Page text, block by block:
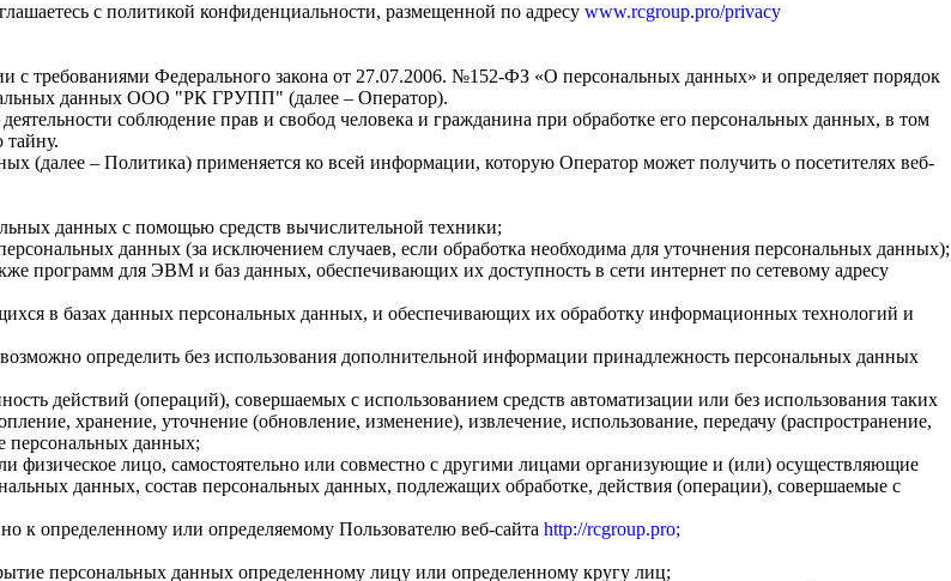
c политикой конфиденциальности, размещенной по адресу www.rcgroup.pro/privacy
с требованиями Федерального закона от 27.07.2006. №152-ФЗ «О персональных данных» и определяет порядок
данных ООО "РК ГРУПП" (далее – Оператор).
соблюдение прав и свобод человека и гражданина при обработке его персональных данных, в том
(далее – Политика) применяется ко всей информации, которую Оператор может получить о посетителях веб-
данных с помощью средств вычислительной техники;
данных (за исключением случаев, если обработка необходима для уточнения персональных данных);
программ для ЭВМ и баз данных, обеспечивающих их доступность в сети интернет по сетевому адресу
в базах данных персональных данных, и обеспечивающих их обработку информационных технологий и
определить без использования дополнительной информации принадлежность персональных данных
действий (операций), совершаемых с использованием средств автоматизации или без использования таких
хранение, уточнение (обновление, изменение), извлечение, использование, передачу (распространение,
персональных данных;
физическое лицо, самостоятельно или совместно с другими лицами организующие и (или) осуществляющие
данных, состав персональных данных, подлежащих обработке, действия (операции), совершаемые с
к определенному или определяемому Пользователю веб-сайта http://rcgroup.pro;
персональных данных определенному лицу или определенному кругу лиц;